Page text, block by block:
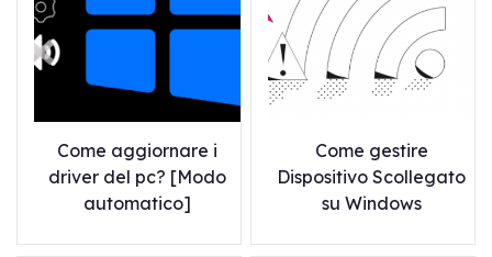
Come aggiornare i
driver del pc? [Modo
automatico]
Come gestire
Dispositivo Scollegato
su Windows